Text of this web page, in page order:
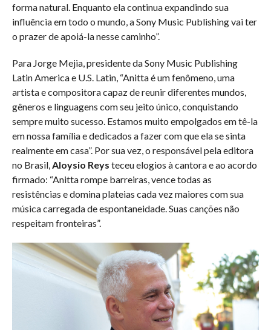
forma natural. Enquanto ela continua expandindo sua
influência em todo o mundo, a Sony Music Publishing vai ter
o prazer de apoiá-la nesse caminho”.
Para Jorge Mejia, presidente da Sony Music Publishing
Latin America e U.S. Latin, “Anitta é um fenômeno, uma
artista e compositora capaz de reunir diferentes mundos,
gêneros e linguagens com seu jeito único, conquistando
sempre muito sucesso. Estamos muito empolgados em tê-la
em nossa família e dedicados a fazer com que ela se sinta
realmente em casa”. Por sua vez, o responsável pela editora
no Brasil,Aloysio Reys teceu elogios à cantora e ao acordo
firmado: “Anitta rompe barreiras, vence todas as
resistências e domina plateias cada vez maiores com sua
música carregada de espontaneidade. Suas canções não
respeitam fronteiras”.